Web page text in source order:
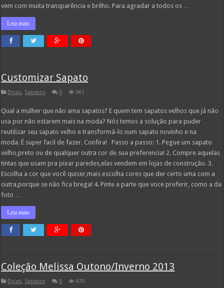
vem com muita transparência e brilho. Para agradar a todos os …
Leia mais
Customizar Sapato
Dicas, Sapatos 0 961
Qual a mulher que não ama sapatos? E quem tem sapatos velhos que já não
usa por não estarem mais na moda? Nós temos a solução para puder
reutilizar seu sapato velho e transformá-lo num sapato novinho e na
moda. É super facil de fazer. Confira! Passo a passo: 1. Pegue um sapato
velho,preto ou de qualquer outra cor de sua preferencia! 2. Compre aquelas
tintas que usam pra pixar paredes,elas vendem em lojas de construção. 3.
Escolha a cor que você quiser,mais escolha cores que der certo uma com a
outra,porque se não fica brega! 4. Pinte a parte que voce preferir, como a da
foto …
Leia mais
Coleção Melissa Outono/Inverno 2013
Dicas, Sapatos 0 470